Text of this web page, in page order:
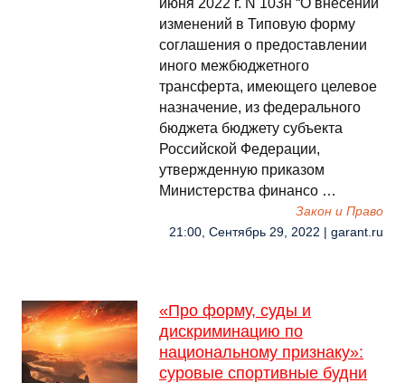
июня 2022 г. N 103н “О внесении
изменений в Типовую форму
соглашения о предоставлении
иного межбюджетного
трансферта, имеющего целевое
назначение, из федерального
бюджета бюджету субъекта
Российской Федерации,
утвержденную приказом
Министерства финансо …
Закон и Право
21:00, Сентябрь 29, 2022 | garant.ru
«Про форму, суды и
дискриминацию по
национальному признаку»:
суровые спортивные будни